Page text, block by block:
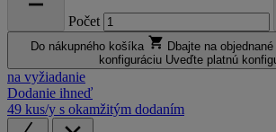
Počet
Do nákupného košíka Dbajte na
konfiguráciu Uveďte platnú
na vyžiadanie
Dodanie ihneď
49 kus/y s okamžitým dodaním